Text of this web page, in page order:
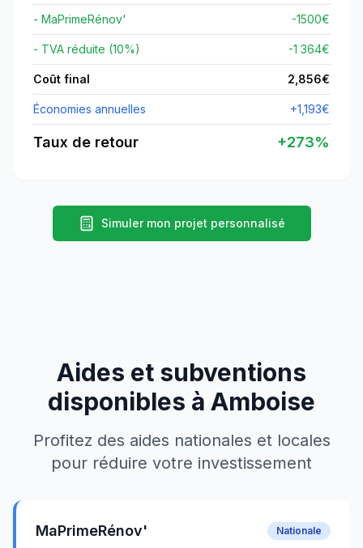
- MaPrimeRénov' -1500€
- TVA réduite (10%) -1 364€
Coût final 2,856€
Économies annuelles +1,193€
Taux de retour +273%
Simuler mon projet personnalisé
Aides et subventions
disponibles à Amboise
Profitez des aides nationales et locales
pour réduire votre investissement
MaPrimeRénov' Nationale